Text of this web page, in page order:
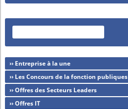
›› Entreprise à la une
›› Les Concours de la fonction publiques
›› Offres des Secteurs Leaders
›› Offres IT